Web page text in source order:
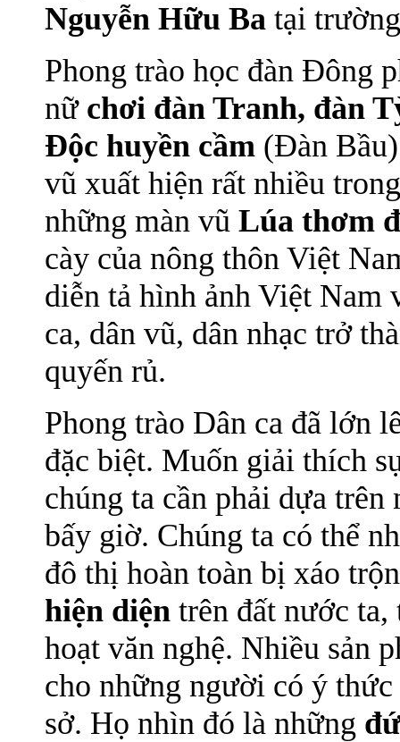
Nguyễn Hữu Ba tại
Phong trào học đàn Đông
nữ chơi đàn Tranh, đàn
Độc huyền cầm (Đàn
vũ xuất hiện rất nhiều
những màn vũ Lúa thơm
cày của nông thôn Việt
diễn tả hình ảnh Việt Nam
ca, dân vũ, dân nhạc trở
quyến rủ.
Phong trào Dân ca đã lớn
đặc biệt. Muốn giải thích
chúng ta cần phải dựa
bấy giờ. Chúng ta có thể
đô thị hoàn toàn bị xáo
hiện diện trên đất nước
hoạt văn nghệ. Nhiều sản
cho những người có ý
sở. Họ nhìn đó là những